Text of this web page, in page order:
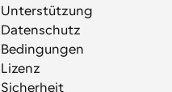
Unterstützung
Datenschutz
Bedingungen
Lizenz
Sicherheit